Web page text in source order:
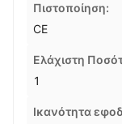
Πιστοποίηση:
CE
Ελάχιστη
1
Ικανότητα